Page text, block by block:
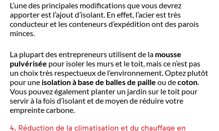
L’une des principales modifications que vous devrez
apporter est l’ajout d’isolant. En effet, l’acier est très
conducteur et les conteneurs d’expédition ont des parois
minces.
La plupart des entrepreneurs utilisent de la mousse
pulvérisée pour isoler les murs et le toit, mais ce n’est pas
un choix très respectueux de l’environnement. Optez plutôt
pour une isolation à base de balles de paille ou decoton.
Vous pouvez également planter un jardin sur le toit pour
servir à la fois d’isolant et de moyen de réduire votre
empreinte carbone.
4. Réduction de la climatisation et du chauffage en